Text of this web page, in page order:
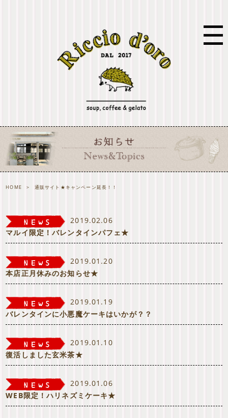
HOME > 通販サイト★キャンペーン延長！！
2019.02.06
マルイ限定！バレンタインパフェ★
2019.01.20
本店正月休みのお知らせ★
2019.01.19
バレンタインに小悪魔ケーキはいかが？？
2019.01.10
復活しました玄米茶★
2019.01.06
WEB限定！ハリネズミケーキ★